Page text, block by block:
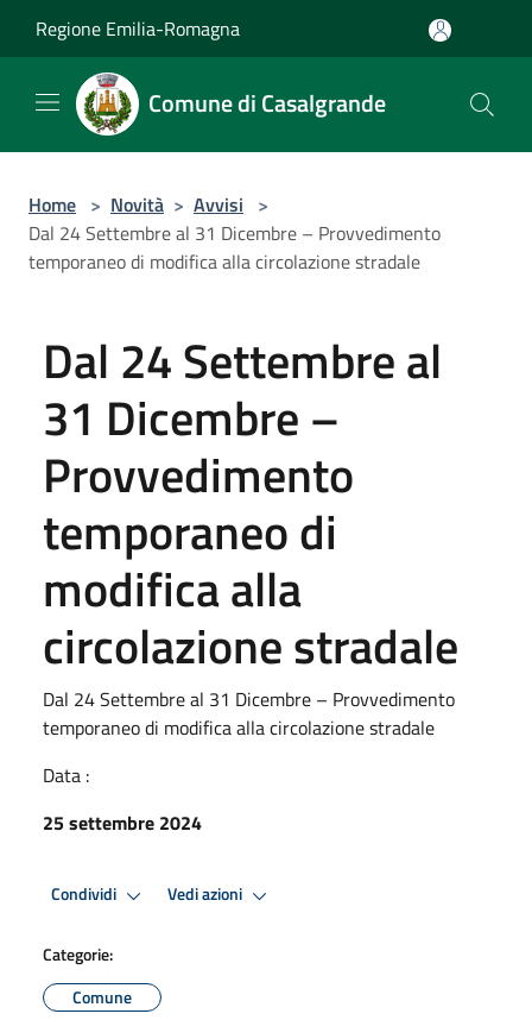
Regione Emilia-Romagna
Comune di Casalgrande
Home > Novità > Avvisi >
Dal 24 Settembre al 31 Dicembre – Provvedimento
temporaneo di modifica alla circolazione stradale
Dal 24 Settembre al
31 Dicembre –
Provvedimento
temporaneo di
modifica alla
circolazione stradale
Dal 24 Settembre al 31 Dicembre – Provvedimento
temporaneo di modifica alla circolazione stradale
Data :
25 settembre 2024
Condividi Vedi azioni
Categorie:
Comune